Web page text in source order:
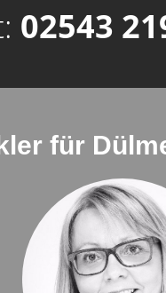
02543
für